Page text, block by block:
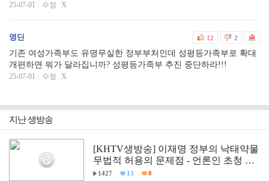
25-07-01 수정 X
영딘 12 2
기존 여성가족부도 유명무실한 정부부처인데 성평등가족부로 확대
개편하면 뭐가 달라집니까? 성평등가족부 추진 중단하라!!!
25-07-01 수정 X
지난 생방송
[KHTV생방송] 이재명 정부의 낙태약물
무법적 허용의 문제점 - 언론인 초청 긴
급 학술 세미나
1427 13 0